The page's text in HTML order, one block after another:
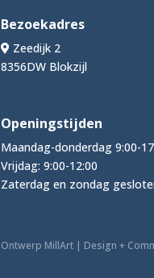
Bezoekadres
Zeedijk 2
8356DW Blokzijl
Openingstijden
Maandag-donderdag 9:00-
Vrijdag: 9:00-12:00
Zaterdag en zondag
Ontwerp MillArt | Design +